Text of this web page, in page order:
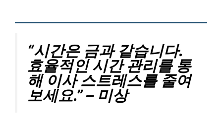
“시간은 금과 같습니다.
효율적인 시간 관리를 통
해 이사 스트레스를 줄여
보세요.” – 미상